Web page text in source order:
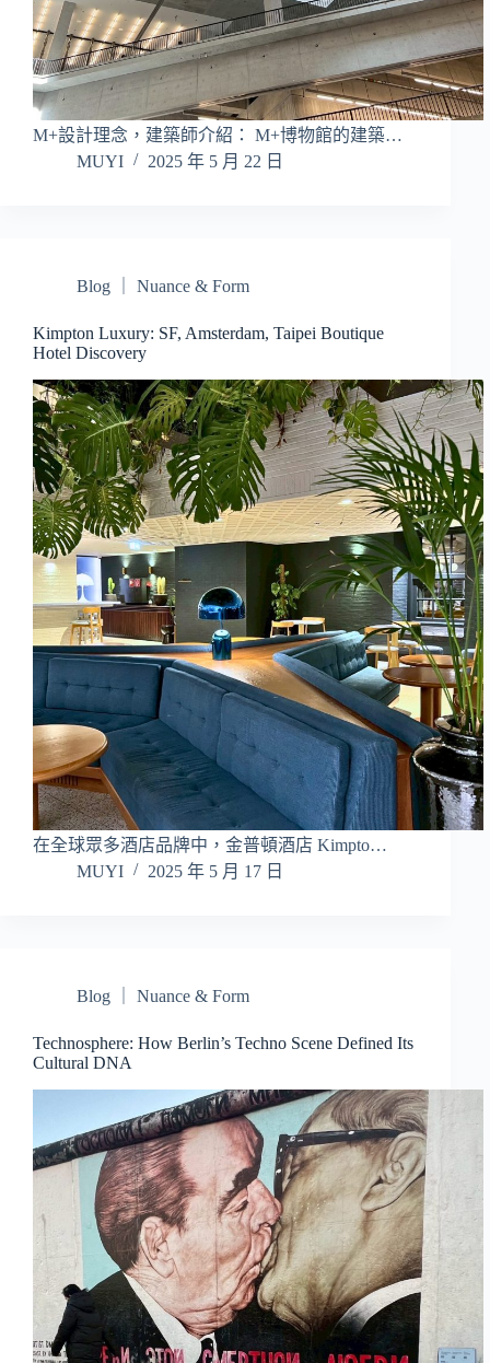
M+設計理念，建築師介紹： M+博物館的建築…
MUYI
2025 年 5 月 22 日
Blog ｜ Nuance & Form
Kimpton Luxury: SF, Amsterdam, Taipei Boutique
Hotel Discovery
在全球眾多酒店品牌中，金普頓酒店 Kimpto…
MUYI
2025 年 5 月 17 日
Blog ｜ Nuance & Form
Technosphere: How Berlin’s Techno Scene Defined Its
Cultural DNA